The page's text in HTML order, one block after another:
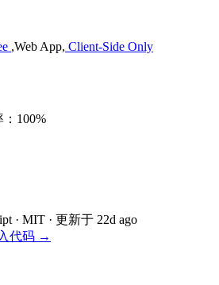
,Web App, Client-Side Only
100%
· MIT · 更新于 22d ago
代码 →